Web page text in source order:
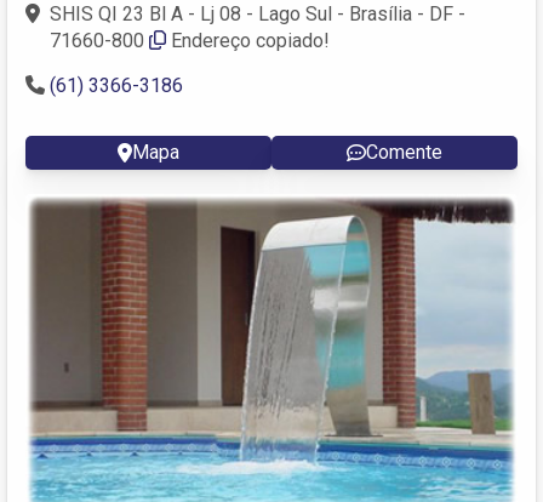
SHIS QI 23 Bl A - Lj 08 - Lago Sul - Brasília - DF -
71660-800
Endereço copiado!
(61) 3366-3186
Mapa Comente